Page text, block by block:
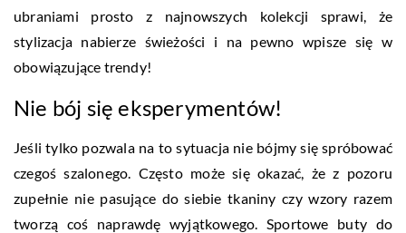
ubraniami prosto z najnowszych kolekcji sprawi, że
stylizacja nabierze świeżości i na pewno wpisze się w
obowiązujące trendy!
Nie bój się eksperymentów!
Jeśli tylko pozwala na to sytuacja nie bójmy się spróbować
czegoś szalonego. Często może się okazać, że z pozoru
zupełnie nie pasujące do siebie tkaniny czy wzory razem
tworzą coś naprawdę wyjątkowego. Sportowe buty do